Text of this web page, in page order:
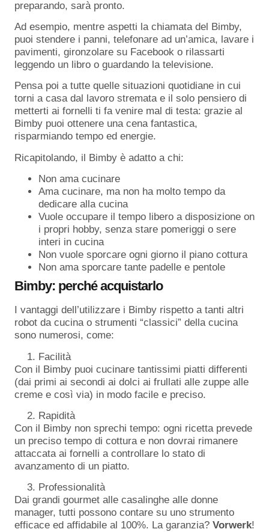
preparando, sarà pronto.
Ad esempio, mentre aspetti la chiamata del Bimby,
puoi stendere i panni, telefonare ad un’amica, lavare i
pavimenti, gironzolare su Facebook o rilassarti
leggendo un libro o guardando la televisione.
Pensa poi a tutte quelle situazioni quotidiane in cui
torni a casa dal lavoro stremata e il solo pensiero di
metterti ai fornelli ti fa venire mal di testa: grazie al
Bimby puoi ottenere una cena fantastica,
risparmiando tempo ed energie.
Ricapitolando, il Bimby è adatto a chi:
Non ama cucinare
Ama cucinare, ma non ha molto tempo da
dedicare alla cucina
Vuole occupare il tempo libero a disposizione on
i propri hobby, senza stare pomeriggi o sere
interi in cucina
Non vuole sporcare ogni giorno il piano cottura
Non ama sporcare tante padelle e pentole
Bimby: perché acquistarlo
I vantaggi dell’utilizzare i Bimby rispetto a tanti altri
robot da cucina o strumenti “classici” della cucina
sono numerosi, come:
Facilità
Con il Bimby puoi cucinare tantissimi piatti differenti
(dai primi ai secondi ai dolci ai frullati alle zuppe alle
creme e così via) in modo facile e preciso.
Rapidità
Con il Bimby non sprechi tempo: ogni ricetta prevede
un preciso tempo di cottura e non dovrai rimanere
attaccata ai fornelli a controllare lo stato di
avanzamento di un piatto.
Professionalità
Dai grandi gourmet alle casalinghe alle donne
manager, tutti possono contare su uno strumento
efficace ed affidabile al 100%. La garanzia? Vorwerk!